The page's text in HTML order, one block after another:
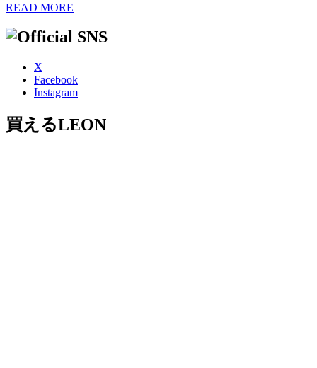
READ MORE
X
Facebook
Instagram
買えるLEON